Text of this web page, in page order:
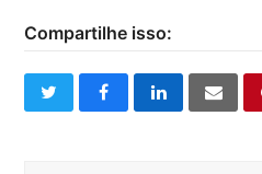
Compartilhe isso:
twitterfacebooklinkedinemail